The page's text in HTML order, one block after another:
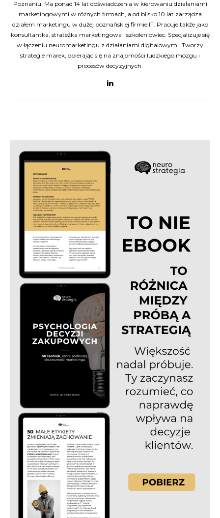
Poznaniu. Ma ponad 14 lat doświadczenia w kierowaniu działaniami
marketingowymi w różnych firmach, a od blisko 10 lat zarządza
działem marketingu w dużej poznańskiej firmie IT. Pracuje także jako
konsultantka, strateżka marketingowa i szkoleniowiec. Specjalizuje się
w łączeniu neuromarketingu z działaniami digitalowymi. Tworzy
strategie marek, opierając się na znajomości ludzkiego mózgu i
procesów decyzyjnych.